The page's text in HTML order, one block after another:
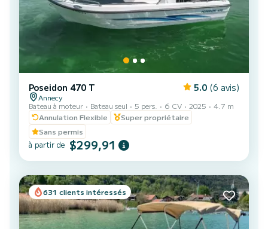
Poseidon 470 T 5.0 (6 avis)
Annecy
Bateau à moteur
Bateau seul 5 pers. 6 CV 2025
4.7 m
Annulation Flexible
Super propriétaire
Sans permis
à partir de $299,91
631 clients intéressés